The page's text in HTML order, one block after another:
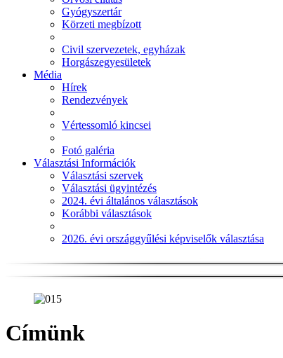
Gyógyszertár
Körzeti megbízott
Civil szervezetek, egyházak
Horgászegyesületek
Média
Hírek
Rendezvények
Vértessomló kincsei
Fotó galéria
Választási Információk
Választási szervek
Választási ügyintézés
2024. évi általános választások
Korábbi választások
2026. évi országgyűlési képviselők választása
Címünk